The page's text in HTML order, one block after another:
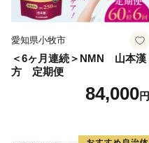
愛知県小牧市
＜6ヶ月連続＞NMN 山本漢
方 定期便
84,000円